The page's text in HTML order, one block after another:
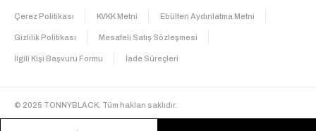
Çerez Politikası KVKK Metni Ebülten Aydınlatma Metni
Gizlilik Politikası Mesafeli Satış Sözleşmesi
İlgili Kişi Başvuru Formu İade Süreçleri
© 2025 TONNYBLACK. Tüm hakları saklıdır.